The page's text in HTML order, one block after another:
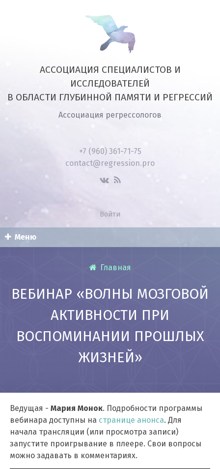
+7 (960) 361-71-75
contact@regression.pro
АССОЦИАЦИЯ СПЕЦИАЛИСТОВ И
ИССЛЕДОВАТЕЛЕЙ
В ОБЛАСТИ ГЛУБИННОЙ ПАМЯТИ И РЕГРЕССИЙ
Ассоциация регрессологов
Войти
Меню
Главная
ВЕБИНАР «ВОЛНЫ МОЗГОВОЙ
АКТИВНОСТИ ПРИ
ВОСПОМИНАНИИ ПРОШЛЫХ
ЖИЗНЕЙ»
Ведущая - Мария Монок. Подробности программы
вебинара доступны на странице анонса. Для
начала трансляции (или просмотра записи)
запустите проигрывание в плеере. Свои вопросы
можно задавать в комментариях.